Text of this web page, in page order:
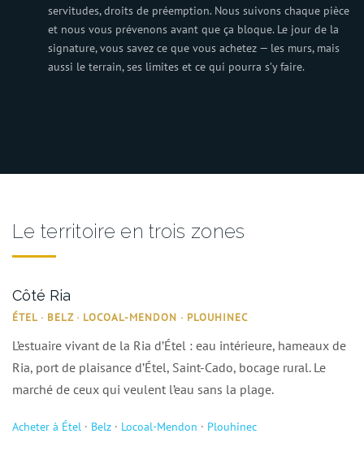
servitudes, droits de préemption. Nous suivons chaque pièce
et nous vous prévenons avant que ça bloque. Le jour de la
signature, vous savez ce que vous achetez — les murs, mais
aussi le terrain, ses limites et ce qui pourra s’y faire.
Le territoire en trois zones
Côté Ria
ÉTEL · BELZ · LOCOAL-MENDON · PLOUHINEC
L’estuaire vivant de la Ria d’Étel : eau intérieure, hameaux de
Ria, port de plaisance d’Étel, Saint-Cado, bocage rural. Le
marché de ceux qui veulent l’eau sans la plage.
Acheter à Étel · Belz · Locoal-Mendon · Plouhinec